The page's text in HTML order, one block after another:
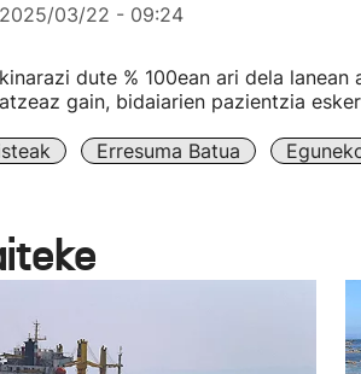
2025/03/22 - 09:24
dute % 100ean ari dela
gain, bidaiarien pazientzia
Erresuma Batua